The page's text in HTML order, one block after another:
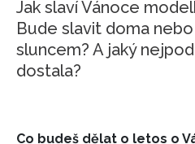
Jak slaví Vánoce
Bude slavit doma
sluncem? A jaký
dostala?
Co budeš dělat o letos o